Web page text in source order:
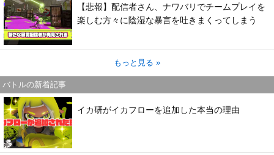
【悲報】配信者さん、ナワバリでチームプレイを
楽しむ方々に陰湿な暴言を吐きまくってしまう
もっと見る »
バトルの新着記事
イカ研がイカフローを追加した本当の理由